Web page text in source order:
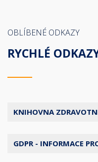
OBLÍBENÉ ODKAZY
RYCHLÉ
KNIHOVNA
GDPR - INFORMACE